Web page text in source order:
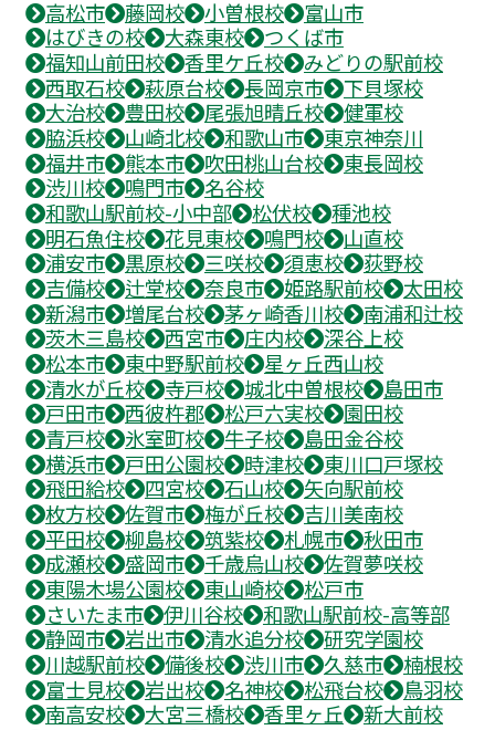
高松市
藤岡校 小曽根校
富山市
はびきの校
大森東校
つくば市
福知山前田校
香里ケ丘校
みどりの駅前校
西取石校
萩原台校 長岡京市
下貝塚校
大治校
豊田校 尾張旭晴丘校
健軍校
脇浜校
山崎北校 和歌山市
東京神奈川
福井市
熊本市 吹田桃山台校
東長岡校
渋川校
鳴門市
名谷校
和歌山駅前校-小中部
松伏校
種池校
明石魚住校
花見東校 鳴門校
山直校
浦安市
黒原校 三咲校 須恵校
荻野校
吉備校
辻堂校 奈良市 姫路駅前校
太田校
新潟市
増尾台校 茅ヶ崎香川校
南浦和辻校
茨木三島校
西宮市 庄内校
深谷上校
松本市
東中野駅前校
星ヶ丘西山校
清水が丘校
寺戸校 城北中曽根校
島田市
戸田市
西彼杵郡 松戸六実校
園田校
青戸校
氷室町校 牛子校
島田金谷校
横浜市
戸田公園校 時津校
東川口戸塚校
飛田給校
四宮校 石山校
矢向駅前校
枚方校
佐賀市 梅が丘校
吉川美南校
平田校
柳島校 筑紫校 札幌市
秋田市
成瀬校
盛岡市 千歳烏山校
佐賀夢咲校
東陽木場公園校
東山崎校
松戸市
さいたま市
伊川谷校
和歌山駅前校-高等部
静岡市
岩出市 清水追分校
研究学園校
川越駅前校
備後校 渋川市 久慈市
楠根校
富士見校
岩出校 名神校 松飛台校
鳥羽校
南高安校
大宮三橋校 香里ヶ丘
新大前校